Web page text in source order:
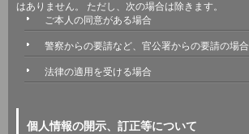
はありません。 ただし、次の場合は除きます。
ご本人の同意がある場合
警察からの要請など、官公署からの要請の場合
法律の適用を受ける場合
個人情報の開示、訂正等について